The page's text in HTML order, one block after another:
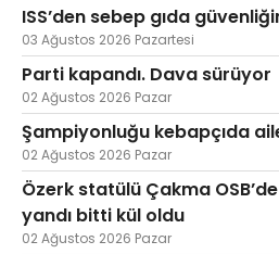
ISS’den sebep gıda
03 Ağustos 2026 Pazartesi
Parti kapandı. Dava sürüyor
02 Ağustos 2026 Pazar
Şampiyonluğu kebapçıda
02 Ağustos 2026 Pazar
Özerk statülü Çakma
yandı bitti kül oldu
02 Ağustos 2026 Pazar